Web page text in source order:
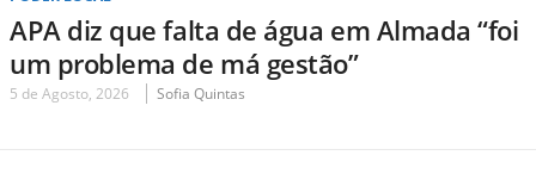
APA diz que falta de água em Almada “foi
um problema de má gestão”
5 de Agosto, 2026 Sofia Quintas